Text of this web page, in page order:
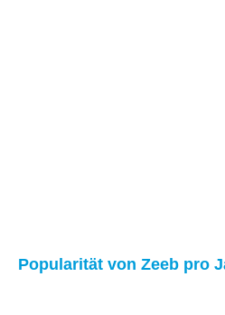
Popularität von Zeeb pro